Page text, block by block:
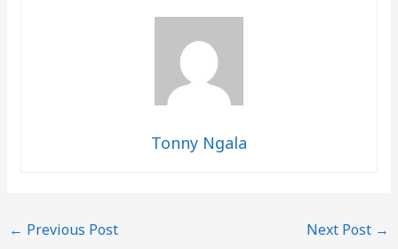
Tonny Ngala
← Previous Post Next Post →